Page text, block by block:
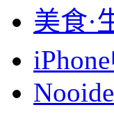
美食·